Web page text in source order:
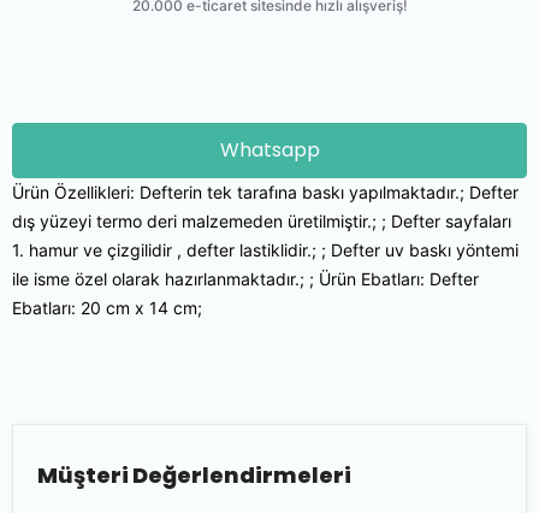
Whatsapp
Ürün Özellikleri: Defterin tek tarafına baskı yapılmaktadır.; Defter
dış yüzeyi termo deri malzemeden üretilmiştir.; ; Defter sayfaları
1. hamur ve çizgilidir , defter lastiklidir.; ; Defter uv baskı yöntemi
ile isme özel olarak hazırlanmaktadır.; ; Ürün Ebatları: Defter
Ebatları: 20 cm x 14 cm;
Müşteri Değerlendirmeleri